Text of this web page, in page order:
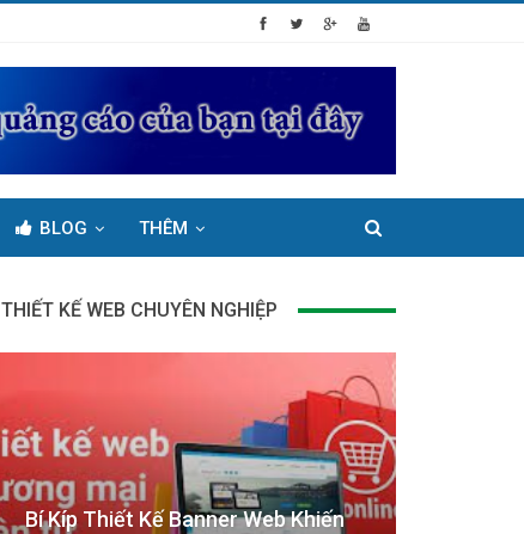
BLOG THÊM
THIẾT KẾ WEB CHUYÊN NGHIỆP
Bí Kíp Thiết Kế Banner Web Khiến